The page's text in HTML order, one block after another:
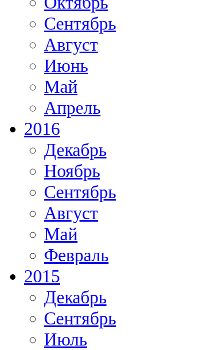
Сентябрь
Август
Июнь
Май
Апрель
2016
Декабрь
Ноябрь
Сентябрь
Август
Май
Февраль
2015
Декабрь
Сентябрь
Июль